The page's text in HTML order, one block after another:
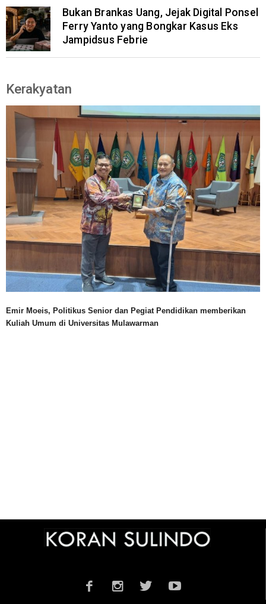
Bukan Brankas Uang, Jejak Digital Ponsel
Ferry Yanto yang Bongkar Kasus Eks
Jampidsus Febrie
Kerakyatan
Emir Moeis, Politikus Senior dan Pegiat Pendidikan memberikan
Kuliah Umum di Universitas Mulawarman